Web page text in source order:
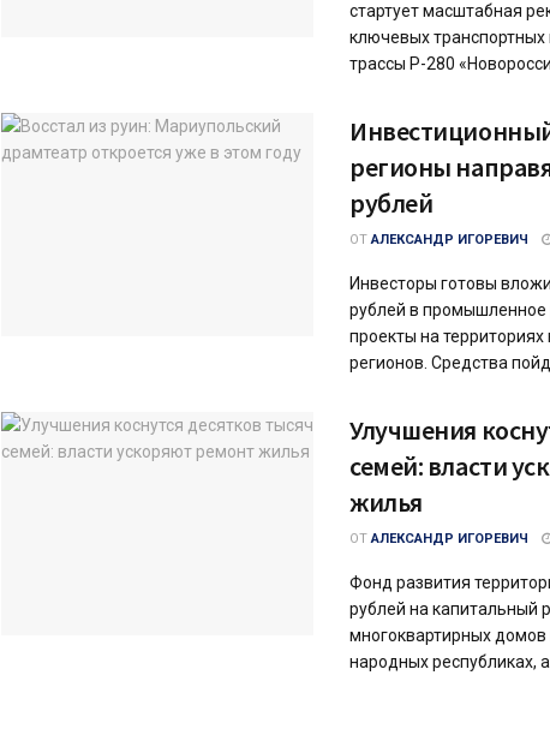
стартует масштабная
ключевых
трассы Р-280
регионы
рублей
ОТ АЛЕКСАНДР ИГОРЕВИЧ
Инвесторы готовы
рублей в промышленное
проекты на территориях
регионов. Средства
Улучшения
семей: власти
жилья
ОТ АЛЕКСАНДР ИГОРЕВИЧ
Фонд развития
рублей на капитальный
многоквартирных
народных республиках, а